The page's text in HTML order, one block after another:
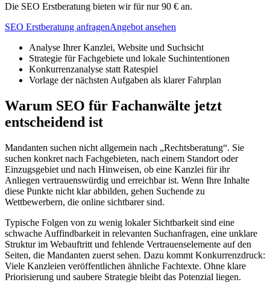
Die SEO Erstberatung bieten wir für nur 90 € an.
SEO Erstberatung anfragenAngebot ansehen
Analyse Ihrer Kanzlei, Website und Suchsicht
Strategie für Fachgebiete und lokale Suchintentionen
Konkurrenzanalyse statt Ratespiel
Vorlage der nächsten Aufgaben als klarer Fahrplan
Warum SEO für Fachanwälte jetzt
entscheidend ist
Mandanten suchen nicht allgemein nach „Rechtsberatung“. Sie
suchen konkret nach Fachgebieten, nach einem Standort oder
Einzugsgebiet und nach Hinweisen, ob eine Kanzlei für ihr
Anliegen vertrauenswürdig und erreichbar ist. Wenn Ihre Inhalte
diese Punkte nicht klar abbilden, gehen Suchende zu
Wettbewerbern, die online sichtbarer sind.
Typische Folgen von zu wenig lokaler Sichtbarkeit sind eine
schwache Auffindbarkeit in relevanten Suchanfragen, eine unklare
Struktur im Webauftritt und fehlende Vertrauenselemente auf den
Seiten, die Mandanten zuerst sehen. Dazu kommt Konkurrenzdruck:
Viele Kanzleien veröffentlichen ähnliche Fachtexte. Ohne klare
Priorisierung und saubere Strategie bleibt das Potenzial liegen.